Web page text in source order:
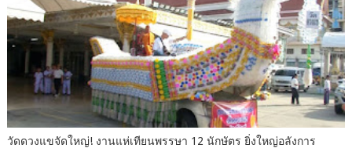
วัดดวงแขจัดใหญ่! งานแห่เทียนพรรษา 12 นักษัตร ยิ่งใหญ่อลังการ